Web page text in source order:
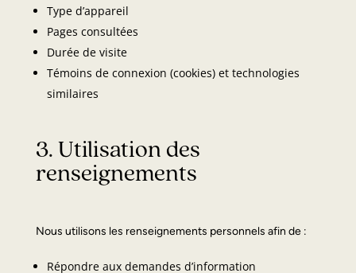
Type d’appareil
Pages consultées
Durée de visite
Témoins de connexion (cookies) et technologies
similaires
3. Utilisation des
renseignements
Nous utilisons les renseignements personnels afin de :
Répondre aux demandes d’information